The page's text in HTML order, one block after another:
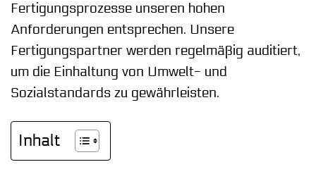
Fertigungsprozesse unseren hohen
Anforderungen entsprechen. Unsere
Fertigungspartner werden regelmäßig auditiert,
um die Einhaltung von Umwelt- und
Sozialstandards zu gewährleisten.
Inhalt